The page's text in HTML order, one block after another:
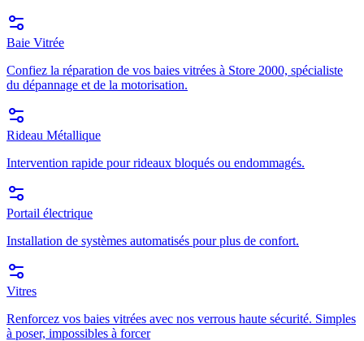
Baie Vitrée
Confiez la réparation de vos baies vitrées à Store 2000, spécialiste
du dépannage et de la motorisation.
Rideau Métallique
Intervention rapide pour rideaux bloqués ou endommagés.
Portail électrique
Installation de systèmes automatisés pour plus de confort.
Vitres
Renforcez vos baies vitrées avec nos verrous haute sécurité. Simples
à poser, impossibles à forcer